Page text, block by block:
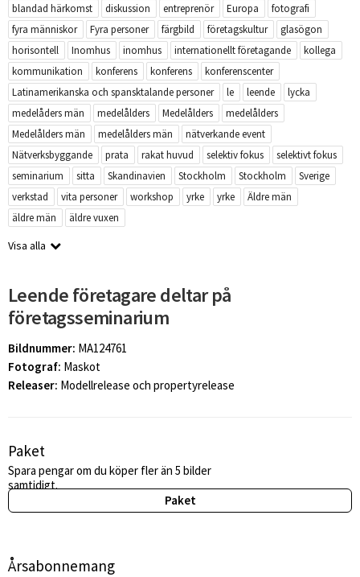
blandad härkomst
diskussion entreprenör Europa
fotografi
fyra människor
Fyra personer färgbild företagskultur
glasögon
horisontell
Inomhus inomhus internationellt företagande
kollega
kommunikation
konferens konferens
konferenscenter
Latinamerikanska och spansktalande personer
le leende
lycka
medelåders män
medelålders Medelålders
medelålders
Medelålders män
medelålders män
nätverkande event
Nätverksbyggande
prata rakat huvud selektiv fokus
selektivt fokus
seminarium
sitta Skandinavien Stockholm Stockholm
Sverige
verkstad
vita personer workshop yrke yrke
Äldre män
äldre män
äldre vuxen
Visa alla
Leende företagare deltar på
företagsseminarium
Bildnummer: MA124761
Fotograf: Maskot
Releaser: Modellrelease och propertyrelease
Paket
Spara pengar om du köper fler än 5 bilder
samtidigt.
Paket
Årsabonnemang